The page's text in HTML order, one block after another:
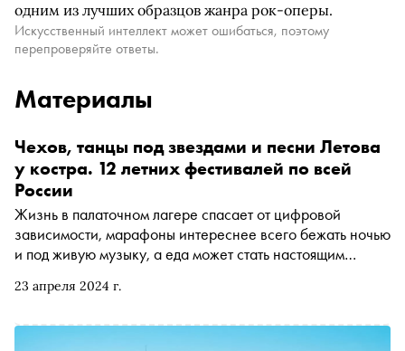
одним из лучших образцов жанра рок-оперы.
Искусственный интеллект может ошибаться, поэтому
перепроверяйте ответы.
Материалы
23 апреля 2024 г.
Чехов, танцы под звездами и песни Летова
у костра. 12 летних фестивалей по всей
России
Жизнь в палаточном лагере спасает от цифровой
зависимости, марафоны интереснее всего бежать ночью
и под живую музыку, а еда может стать настоящим
театральные, гастрономические и спортивные
спланировать прямо сейчас, — в подборке «Сноба»